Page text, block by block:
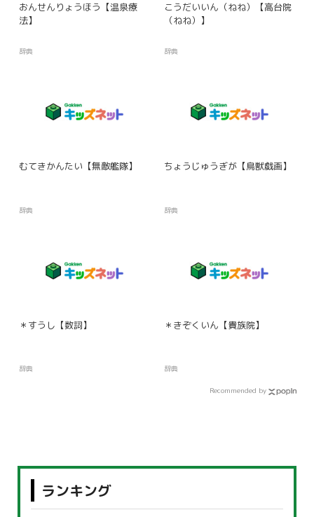
おんせんりょうほう【温泉療
法】
辞典
こうだいいん（ねね）【高台院
（ねね）】
辞典
むてきかんたい【無敵艦隊】
辞典
ちょうじゅうぎが【鳥獣戯画】
辞典
＊すうし【数詞】
辞典
＊きぞくいん【貴族院】
辞典
Recommended by
ランキング